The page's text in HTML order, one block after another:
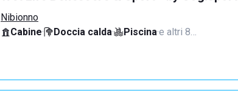
Nibionno
Cabine· Doccia calda· Piscina·e altri 8…